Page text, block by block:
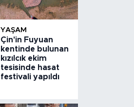
YAŞAM
Çin'in Fuyuan
kentinde bulunan
kızılcık ekim
tesisinde hasat
festivali yapıldı